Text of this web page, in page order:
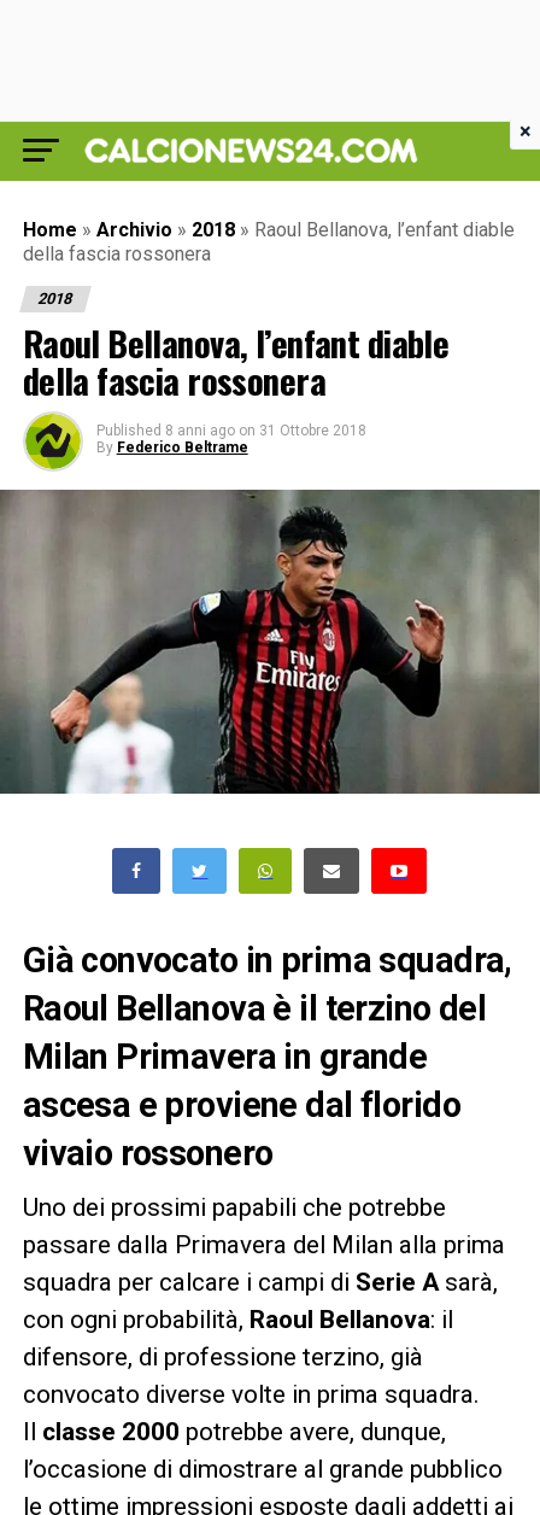
Home » Archivio » 2018 » Raoul Bellanova, l’enfant diable
della fascia rossonera
2018
Raoul Bellanova, l’enfant diable
della fascia rossonera
Published 8 anni ago on 31 Ottobre 2018
By Federico Beltrame
Già convocato in prima squadra,
Raoul Bellanova è il terzino del
Milan Primavera in grande
ascesa e proviene dal florido
vivaio rossonero
Uno dei prossimi papabili che potrebbe
passare dalla Primavera del Milan alla prima
squadra per calcare i campi di Serie Asarà,
con ogni probabilità, Raoul Bellanova: il
difensore, di professione terzino, già
convocato diverse volte in prima squadra.
classe 2000 potrebbe avere, dunque,
l’occasione di dimostrare al grande pubblico
le ottime impressioni esposte dagli addetti ai
×